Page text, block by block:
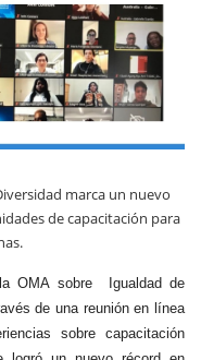
marca un nuevo
de capacitación para
OMA sobre Igualdad de
de una reunión en línea
sobre capacitación